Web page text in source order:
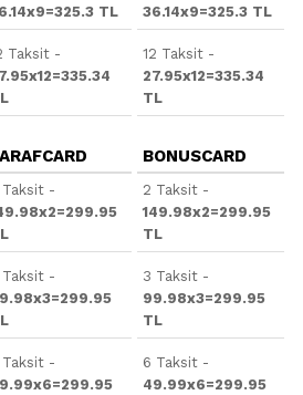
TL
Taksit -
36.14x9=325.3 TL
12 Taksit -
27.95x12=335.34
TL
Taksit -
Taksit -
Taksit -
BONUSCARD
2 Taksit -
149.98x2=299.95
TL
3 Taksit -
99.98x3=299.95
TL
6 Taksit -
49.99x6=299.95